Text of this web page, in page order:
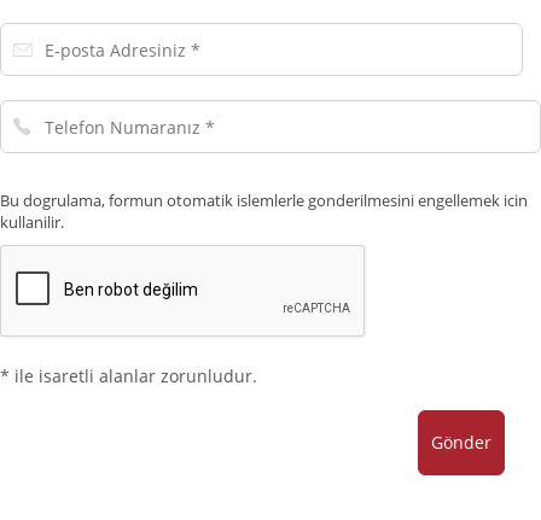
E-
posta
Telefon
Numaranız
Bu dogrulama, formun otomatik islemlerle gonderilmesini engellemek icin
kullanilir.
* ile isaretli alanlar zorunludur.
Gönder